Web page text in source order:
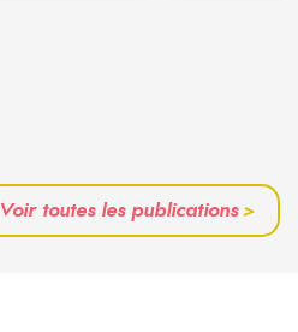
Voir toutes les publications>